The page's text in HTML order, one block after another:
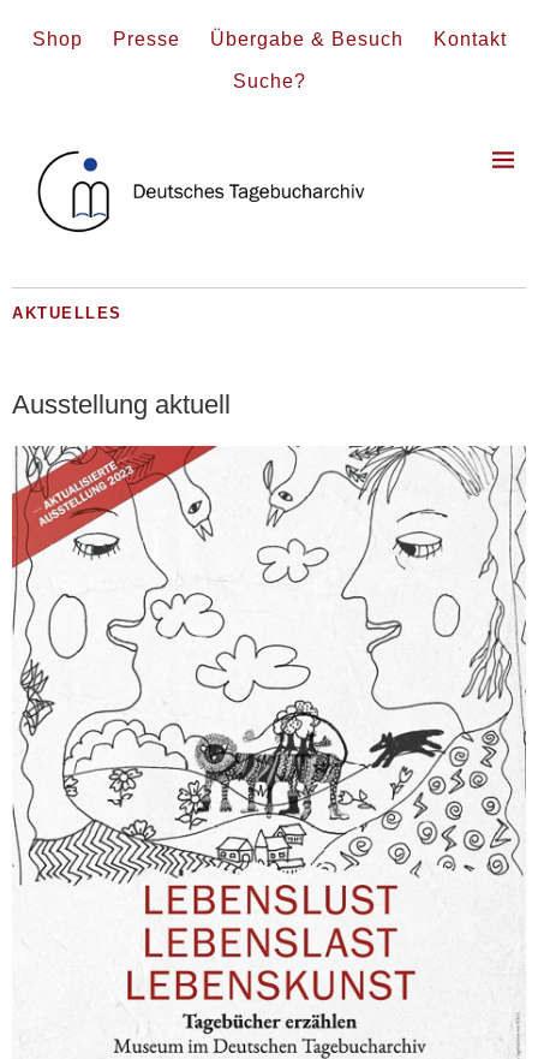
Shop Presse Übergabe & Besuch Kontakt
Suche?
AKTUELLES
Ausstellung aktuell